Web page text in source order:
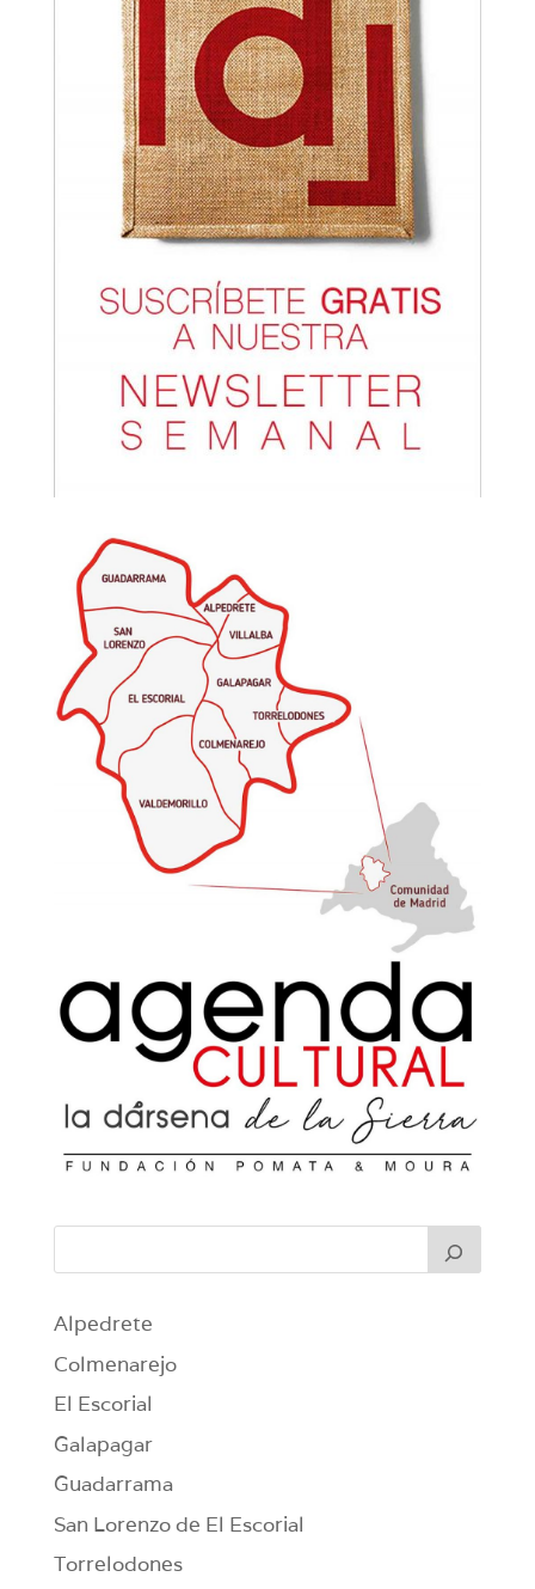
Alpedrete
Colmenarejo
El Escorial
Galapagar
Guadarrama
San Lorenzo de El Escorial
Torrelodones